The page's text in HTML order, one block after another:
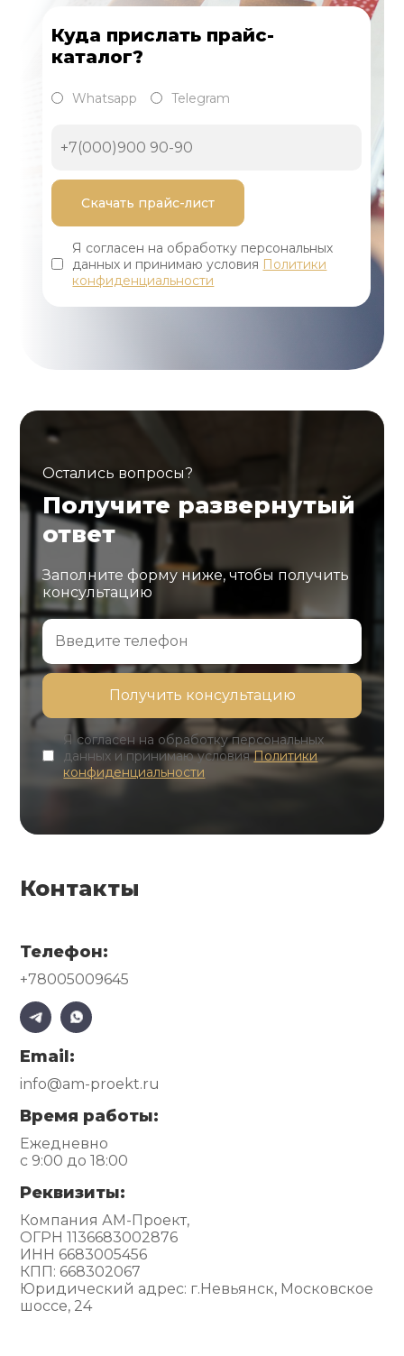
Куда прислать прайс-
каталог?
Whatsapp Telegram
Я согласен на обработку персональных
данных и принимаю условия Политики
конфиденциальности
Остались вопросы?
Получите развернутый
ответ
Заполните форму ниже, чтобы получить
консультацию
Я согласен на обработку персональных
данных и принимаю условияПолитики
конфиденциальности
Контакты
Телефон:
+78005009645
Email:
info@am-proekt.ru
Время работы:
Ежедневно
с 9:00 до 18:00
Реквизиты:
Компания АМ-Проект,
ОГРН 1136683002876
ИНН 6683005456
КПП: 668302067
Юридический адрес: г.Невьянск, Московское
шоссе, 24